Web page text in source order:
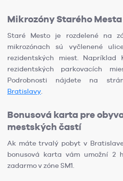
Mikrozóny Starého Mesta
Staré Mesto je rozdelené na
mikrozónach sú vyčlenené
rezidentských miest. Napríklad
rezidentských parkovacích
Podrobnosti nájdete na
Bratislavy
Bonusová karta pre
mestských častí
Ak máte trvalý pobyt v
bonusová karta vám umožní 2
zadarmo v zóne SM1.